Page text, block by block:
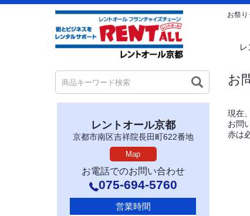
お祭
レ
レントオール京都
京都市南区吉祥院長田町622番地
Map
お電話でのお問い合わせ
075-694-5760
営業時間
お
現在
お問
赤は